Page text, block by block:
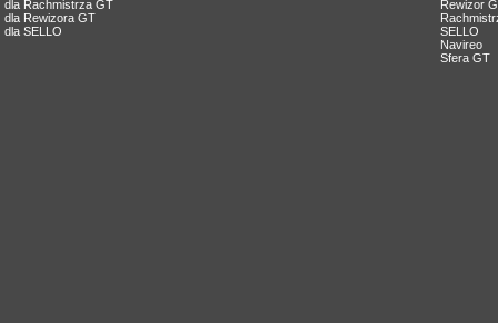
dla Rachmistrza GT
dla Rewizora GT
dla SELLO
Rewizor
SELLO
Navireo
Sfera GT